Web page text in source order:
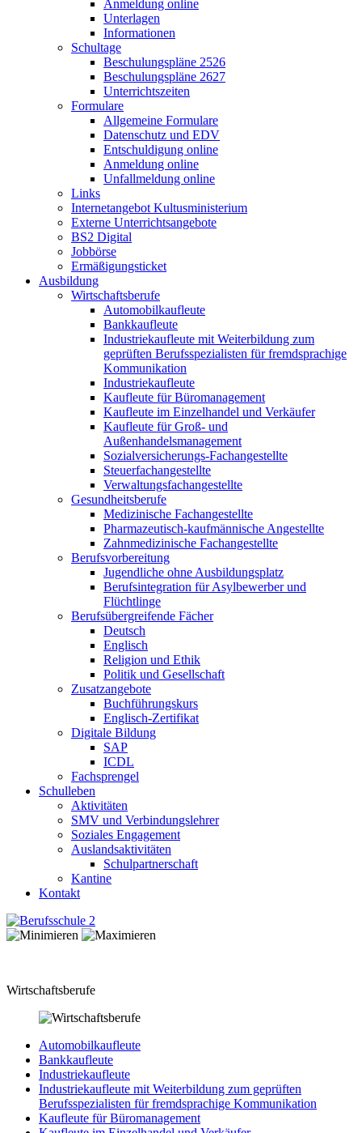
Anmeldung online
Unterlagen
Informationen
Schultage
Beschulungspläne 2526
Beschulungspläne 2627
Unterrichtszeiten
Formulare
Allgemeine Formulare
Datenschutz und EDV
Entschuldigung online
Anmeldung online
Unfallmeldung online
Links
Internetangebot Kultusministerium
Externe Unterrichtsangebote
BS2 Digital
Jobbörse
Ermäßigungsticket
Ausbildung
Wirtschaftsberufe
Automobilkaufleute
Bankkaufleute
Industriekaufleute mit Weiterbildung zum
geprüften Berufsspezialisten für fremdsprachige
Kommunikation
Industriekaufleute
Kaufleute für Büromanagement
Kaufleute im Einzelhandel und Verkäufer
Kaufleute für Groß- und
Außenhandelsmanagement
Sozialversicherungs-Fachangestellte
Steuerfachangestellte
Verwaltungsfachangestellte
Gesundheitsberufe
Medizinische Fachangestellte
Pharmazeutisch-kaufmännische Angestellte
Zahnmedizinische Fachangestellte
Berufsvorbereitung
Jugendliche ohne Ausbildungsplatz
Berufsintegration für Asylbewerber und
Flüchtlinge
Berufsübergreifende Fächer
Deutsch
Englisch
Religion und Ethik
Politik und Gesellschaft
Zusatzangebote
Buchführungskurs
Englisch-Zertifikat
Digitale Bildung
SAP
ICDL
Fachsprengel
Schulleben
Aktivitäten
SMV und Verbindungslehrer
Soziales Engagement
Auslandsaktivitäten
Schulpartnerschaft
Kantine
Kontakt
Wirtschaftsberufe
Automobilkaufleute
Bankkaufleute
Industriekaufleute
Industriekaufleute mit Weiterbildung zum geprüften
Berufsspezialisten für fremdsprachige Kommunikation
Kaufleute für Büromanagement